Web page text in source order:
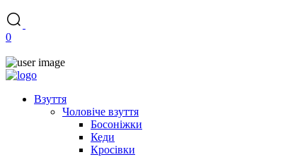
0
Взуття
Чоловіче взуття
Босоніжки
Кеди
Кросівки